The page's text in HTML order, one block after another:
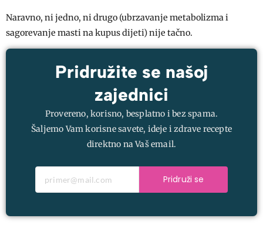
Naravno, ni jedno, ni drugo (ubrzavanje metabolizma i
sagorevanje masti na kupus dijeti) nije tačno.
Pridružite se našoj
zajednici
Provereno, korisno, besplatno i bez spama.
Šaljemo Vam korisne savete, ideje i zdrave recepte
direktno na Vaš email.
Pridruži se